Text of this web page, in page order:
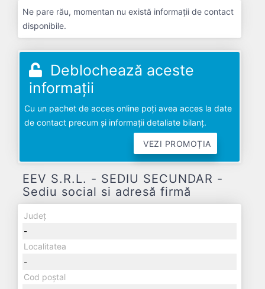
Ne pare rău, momentan nu există informații de contact
disponibile.
Deblochează aceste
informații
Cu un pachet de acces online poți avea acces la date
de contact precum și informații detaliate bilanț.
VEZI PROMOȚIA
EEV S.R.L. - SEDIU SECUNDAR -
Sediu social si adresă firmă
Județ
-
Localitatea
-
Cod poștal